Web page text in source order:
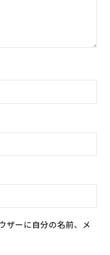
ザーに自分の名前、メ